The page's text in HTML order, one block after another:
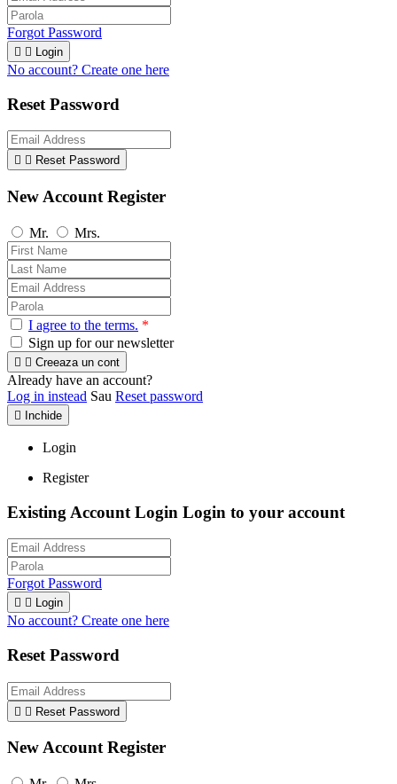
Forgot Password
  Login
No account? Create one here
Reset Password
  Reset Password
New Account Register
Mr. Mrs.
I agree to the terms. *
Sign up for our newsletter
  Creeaza un cont
Already have an account?
Log in instead Sau Reset password
 Inchide
Login
Register
Existing Account Login Login to your account
Forgot Password
  Login
No account? Create one here
Reset Password
  Reset Password
New Account Register